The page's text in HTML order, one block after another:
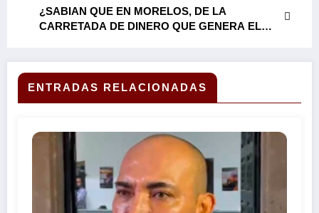
COMPROMISO DE REIVINDICAR EL CAMPO
MORELENSE…
¿SABIAN QUE EN MORELOS, DE LA
CARRETADA DE DINERO QUE GENERA EL
SOLO PESO, PUES EL 100% DE LO QUE SE
COBRA SE LO LLEVAN LOS PROPIETARIOS
DE LOS CENTROS?; LUEGO ENTONCES,
CONCESIONES Y QUE SEA EL GOBIERNO
QUIEN ADMINISTRE EL PROGRAMA?. SEGÚN
LA ORGANIZACIÓN MORELOS RINDE
CUENTAS, ESTO GENERARÍA ENTRE 200 A
400 MDP QUE BIEN PUEDEN SER INVERTIDOS
EN OBRA PÚBLICA O PROGRAMAS DE
ENTRADAS RELACIONADAS